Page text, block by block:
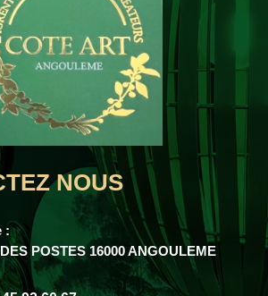
NOUS
:
POSTES 16000 ANGOULEME